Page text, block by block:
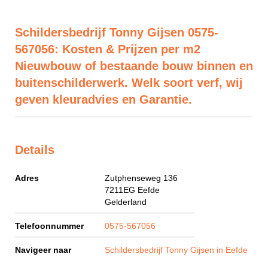
Schildersbedrijf Tonny Gijsen 0575-
567056: Kosten & Prijzen per m2
Nieuwbouw of bestaande bouw binnen en
buitenschilderwerk. Welk soort verf, wij
geven kleuradvies en Garantie.
Details
Adres
Zutphenseweg 136
7211EG Eefde
Gelderland
Telefoonnummer 0575-567056
Navigeer naar Schildersbedrijf Tonny Gijsen in Eefde